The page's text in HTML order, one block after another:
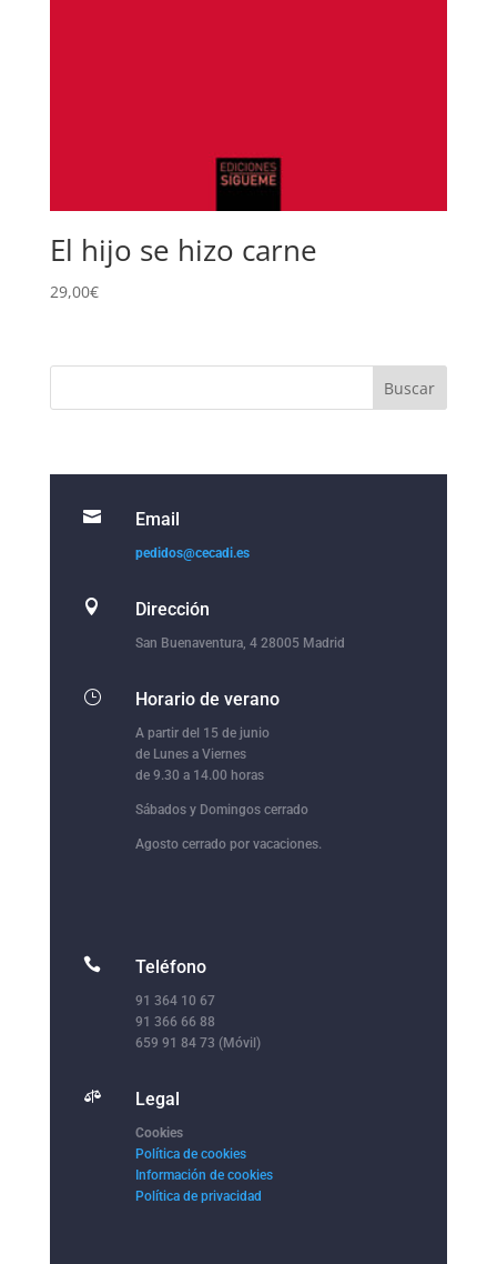
El hijo se hizo carne
29,00€
 Email
pedidos@cecadi.es
 Dirección
San Buenaventura, 4 28005 Madrid
} Horario de verano
A partir del 15 de junio
de Lunes a Viernes
de 9.30 a 14.00 horas
Sábados y Domingos cerrado
Agosto cerrado por vacaciones.
 Teléfono
91 364 10 67
91 366 66 88
659 91 84 73 (Móvil)
 Legal
Cookies
Política de cookies
Información de cookies
Política de privacidad